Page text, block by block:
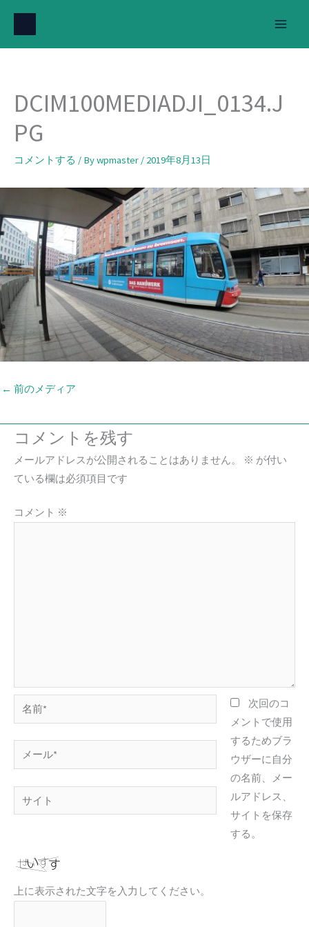
を
DCIM100MEDIADJI_0134.J
PG
コメントする / Bywpmaster / 2019年8月13日
← 前のメディア
コメントを残す
メールアドレスが公開されることはありません。 ※ が付い
ている欄は必須項目です
コメント ※
前
*
ー
ル
イ
次回のコ
メントで使用
するためブラ
ウザーに自分
の名前、メー
ルアドレス、
サイトを保存
する。
上に表示された文字を入力してください。